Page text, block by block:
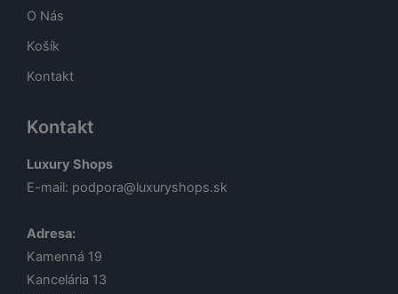
O Nás
Košík
Kontakt
Kontakt
Luxury Shops
E-mail: podpora@luxuryshops.sk
Adresa:
Kamenná 19
Kancelária 13